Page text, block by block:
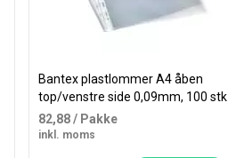
Bantex plastlommer A4 åben
top/venstre side 0,09mm, 100 stk
82,88/ Pakke
inkl. moms